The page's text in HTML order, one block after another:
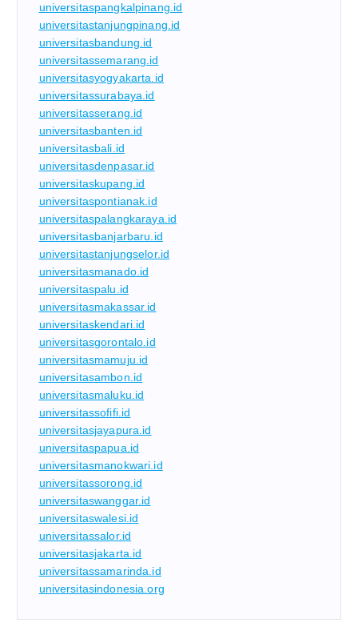
universitaspangkalpinang.id
universitastanjungpinang.id
universitasbandung.id
universitassemarang.id
universitasyogyakarta.id
universitassurabaya.id
universitasserang.id
universitasbanten.id
universitasbali.id
universitasdenpasar.id
universitaskupang.id
universitaspontianak.id
universitaspalangkaraya.id
universitasbanjarbaru.id
universitastanjungselor.id
universitasmanado.id
universitaspalu.id
universitasmakassar.id
universitaskendari.id
universitasgorontalo.id
universitasmamuju.id
universitasambon.id
universitasmaluku.id
universitassofifi.id
universitasjayapura.id
universitaspapua.id
universitasmanokwari.id
universitassorong.id
universitaswanggar.id
universitaswalesi.id
universitassalor.id
universitasjakarta.id
universitassamarinda.id
universitasindonesia.org